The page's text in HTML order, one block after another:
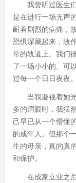
我曾听过医生
是在进行一场无声
耐着剧烈的病痛，
恐惧深藏起来，故
常的轨道上。我们
了一场小小的、可
过每一个日日夜夜。
当我凝视着她
多的眉眼时，我猛
己早已从一个懵懂
的成年人。但那个
生的母亲，真的真
和保护。
在成家立业之